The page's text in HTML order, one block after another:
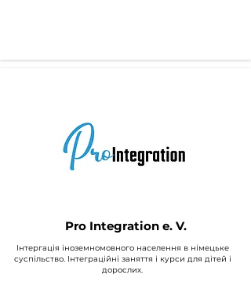
Pro Integration e. V.
Інтергація іноземномовного населення в німецьке
суспільство. Інтеграційні заняття і курси для дітей і
дорослих.